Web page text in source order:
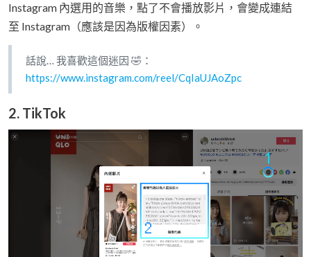
Instagram 內選用的音樂，點了不會播放影片，會變成連結
至 Instagram（應該是因為版權因素）。
話說… 我喜歡這個迷因 🤣：
https://www.instagram.com/reel/CqIaUJAoZpc
2. TikTok